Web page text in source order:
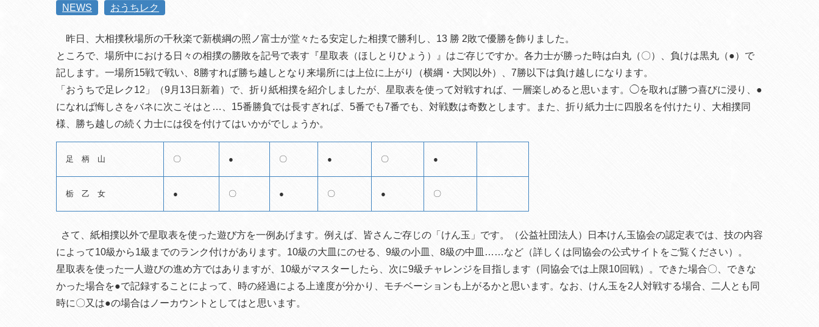
NEWS おうちレク
昨日、大相撲秋場所の千秋楽で新横綱の照ノ富士が堂々たる安定した相撲で勝利し、13 勝 2敗で優勝を飾りました。
ところで、場所中における日々の相撲の勝敗を記号で表す『星取表（ほしとりひょう）』はご存じですか。各力士が勝った時は白丸（〇）、負けは黒丸（●）で
記します。一場所15戦で戦い、8勝すれば勝ち越しとなり来場所には上位に上がり（横綱・大関以外）、7勝以下は負け越しになります。
「おうちで足レク12」（9月13日新着）で、折り紙相撲を紹介しましたが、星取表を使って対戦すれば、一層楽しめると思います。◯を取れば勝つ喜びに浸り、●
になれば悔しさをバネに次こそはと…、15番勝負では長すぎれば、5番でも7番でも、対戦数は奇数とします。また、折り紙力士に四股名を付けたり、大相撲同
様、勝ち越しの続く力士には役を付けてはいかがでしょうか。
足 柄 山 〇 ● 〇 ● 〇 ●
栃 乙 女 ● 〇 ● 〇 ● 〇
さて、紙相撲以外で星取表を使った遊び方を一例あげます。例えば、皆さんご存じの「けん玉」です。（公益社団法人）日本けん玉協会の認定表では、技の内容
によって10級から1級までのランク付けがあります。10級の大皿にのせる、9級の小皿、8級の中皿……など（詳しくは同協会の公式サイトをご覧ください）。
星取表を使った一人遊びの進め方ではありますが、10級がマスターしたら、次に9級チャレンジを目指します（同協会では上限10回戦）。できた場合〇、できな
かった場合を●で記録することによって、時の経過による上達度が分かり、モチベーションも上がるかと思います。なお、けん玉を2人対戦する場合、二人とも同
時に〇又は●の場合はノーカウントとしてはと思います。